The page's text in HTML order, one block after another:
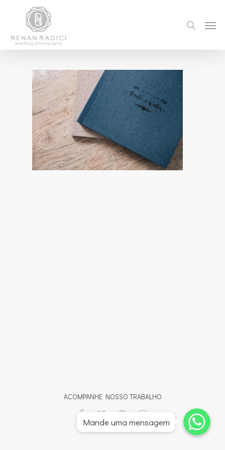
ACOMPANHE NOSSO TRABALHO
Whatsapp
Whatsapp
Whatsapp
Mande uma mensagem